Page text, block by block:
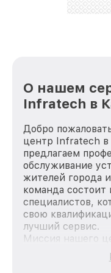
О нашем
Infratech в
Добро
центр Infratech
предлагаем
обслуживание
жителей города
команда
специалистов,
свою
лучший сервис.
Миссия нашего
качественный и
каждого